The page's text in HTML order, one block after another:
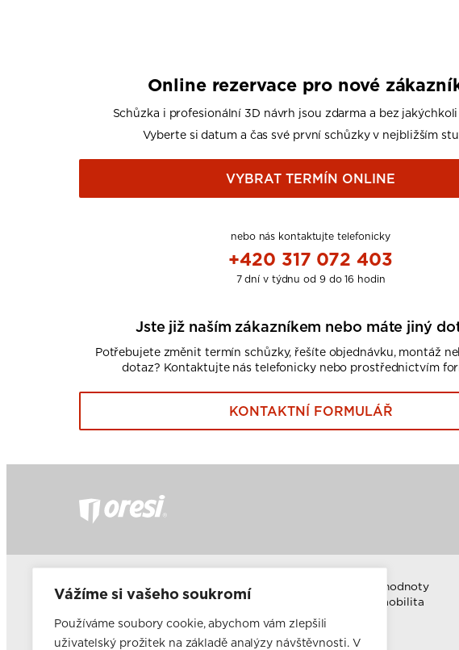
Vážíme si vašeho soukromí
Používáme soubory cookie, abychom vám zlepšili
uživatelský prožitek na základě analýzy návštěvnosti. V
Online rezervace pro nové
Schůzka i profesionální 3D návrh jsou zdarma a bez
Vyberte si datum a čas své první schůzky v nejbližším
VYBRAT TERMÍN ONLINE
nebo nás kontaktujte telefonicky
+420 317 072 403
7 dní v týdnu od 9 do 16 hodin
Jste již naším zákazníkem nebo máte jiný
Potřebujete změnit termín schůzky, řešíte objednávku, montáž
dotaz? Kontaktujte nás telefonicky nebo prostřednictvím
KONTAKTNÍ FORMULÁŘ
Často kladené dotazy
Nabídka pro developery
Nabídka pro majitele a pronajímatele bytového fondu
Franšízing
Firemní hodnoty
Elektromobilita